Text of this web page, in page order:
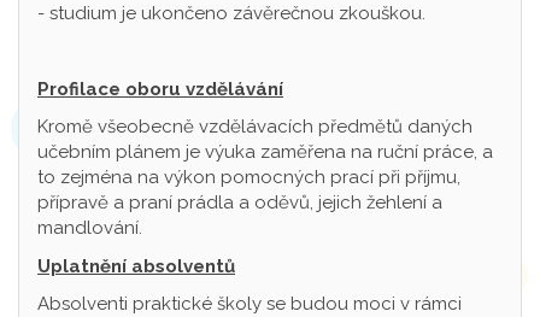
- studium je ukončeno závěrečnou zkouškou.
Profilace oboru vzdělávání
Kromě všeobecně vzdělávacích předmětů daných
učebním plánem je výuka zaměřena na ruční práce, a
to zejména na výkon pomocných prací při příjmu,
přípravě a praní prádla a oděvů, jejich žehlení a
mandlování.
Uplatnění absolventů
Absolventi praktické školy se budou moci v rámci